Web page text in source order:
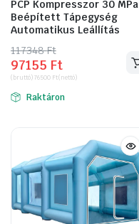
PCP Kompresszor 30 MPa
Beépített Tápegység
Automatikus Leállítás
117348Ft
Original
price
was:
117348 Ft.
97155 Ft
Current
price
is:
97155 Ft.
(bruttó)76500 Ft(nettó)
Raktáron